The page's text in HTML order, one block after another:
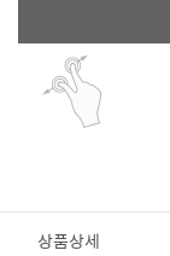
상품상세